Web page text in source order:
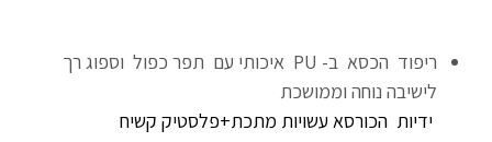
ריפוד הכסא ב- PU איכותי עם תפר כפול וספוג רך
לישיבה נוחה וממושכת
ידיות הכורסא עשויות מתכת+פלסטיק קשיח